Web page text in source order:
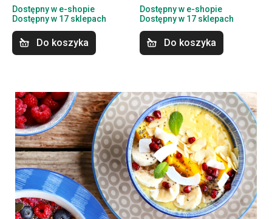
Dostępny w e-shopie
Dostępny w 17 sklepach
Do koszyka
Dostępny w e-shopie
Dostępny w 17 sklepach
Do koszyka